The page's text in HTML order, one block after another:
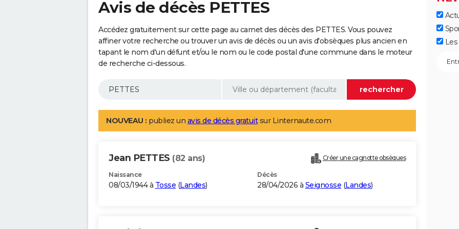
Avis de décès PETTES
Accédez gratuitement sur cette page au carnet des décès des PETTES. Vous pouvez
affiner votre recherche ou trouver un avis de décès ou un avis d'obsèques plus ancien en
tapant le nom d'un défunt et/ou le nom ou le code postal d'une commune dans le moteur
de recherche ci-dessous.
NOUVEAU : publiez un avis de décès gratuitsur Linternaute.com
Jean PETTES (82 ans) Créer une cagnotte obsèques
Naissance
08/03/1944 à Tosse (Landes)
Décès
28/04/2026 à Seignosse (Landes)